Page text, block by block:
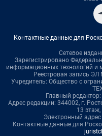
Контактные данные для
Сетевое
Зарегистрировано
информационных технологий и
Реестровая запись
Учредитель: Общество с
Главный
Адрес редакции: 344002, г.
13
Электронный адрес
Контактные данные для